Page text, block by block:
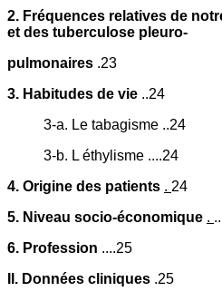
2. Fréquences relatives de
et des tuberculose pleuro-
pulmonaires .23
3. Habitudes de vie ..24
3-a. Le tabagisme ..24
3-b. L éthylisme ....24
4. Origine des patients . 24
5. Niveau socio-économique .
6. Profession ....25
II. Données cliniques .25